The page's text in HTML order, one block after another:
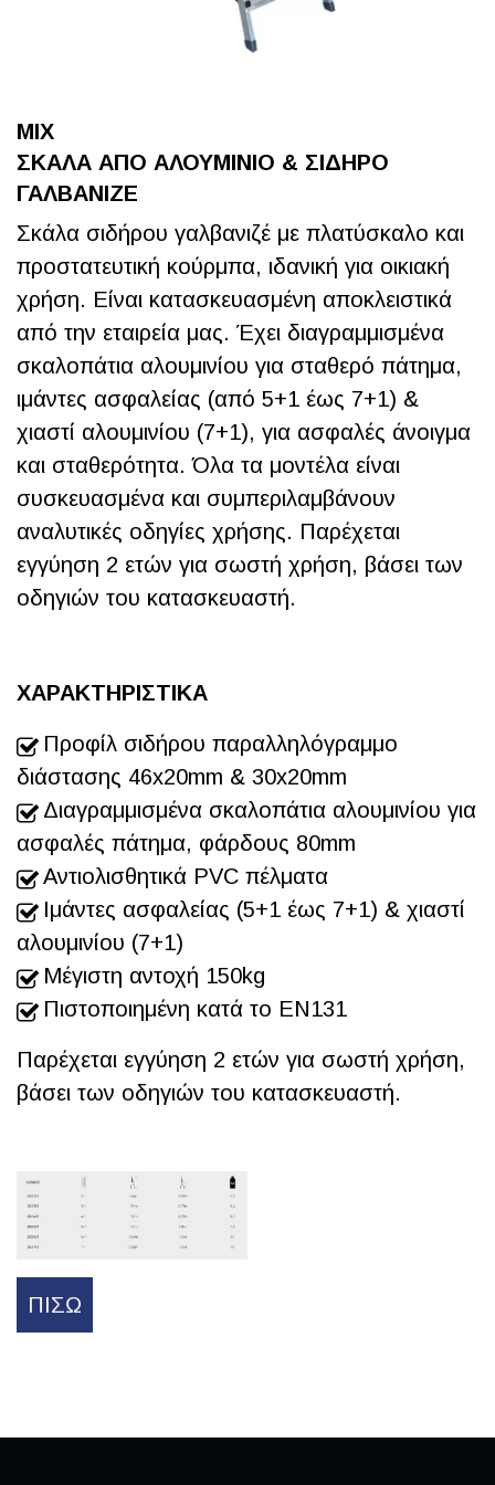
MIX
ΣΚΑΛΑ ΑΠΟ ΑΛΟΥΜΙΝΙΟ & ΣΙΔΗΡΟ
ΓΑΛΒΑΝΙΖΕ
Σκάλα σιδήρου γαλβανιζέ με πλατύσκαλο και
προστατευτική κούρμπα, ιδανική για οικιακή
χρήση. Είναι κατασκευασμένη αποκλειστικά
από την εταιρεία μας. Έχει διαγραμμισμένα
σκαλοπάτια αλουμινίου για σταθερό πάτημα,
ιμάντες ασφαλείας (από 5+1 έως 7+1) &
χιαστί αλουμινίου (7+1), για ασφαλές άνοιγμα
και σταθερότητα. Όλα τα μοντέλα είναι
συσκευασμένα και συμπεριλαμβάνουν
αναλυτικές οδηγίες χρήσης. Παρέχεται
εγγύηση 2 ετών για σωστή χρήση, βάσει των
οδηγιών του κατασκευαστή.
ΧΑΡΑΚΤΗΡΙΣΤΙΚΑ
Προφίλ σιδήρου παραλληλόγραμμο
διάστασης 46x20mm & 30x20mm
Διαγραμμισμένα σκαλοπάτια αλουμινίου για
ασφαλές πάτημα, φάρδους 80mm
Αντιολισθητικά PVC πέλματα
Ιμάντες ασφαλείας (5+1 έως 7+1) & χιαστί
αλουμινίου (7+1)
Μέγιστη αντοχή 150kg
Πιστοποιημένη κατά το ΕΝ131
Παρέχεται εγγύηση 2 ετών για σωστή χρήση,
βάσει των οδηγιών του κατασκευαστή.
ΠΊΣΩ